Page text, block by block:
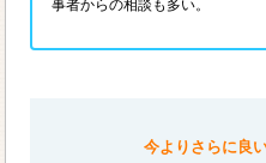
事者からの相談も多い。
今よりさらに良